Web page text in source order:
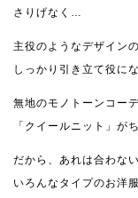
さりげなく…
主役のようなデザイン
しっかり引き立て役に
無地のモノトーンコー
「クイールニット」が
だから、あれは合わな
いろんなタイプのお洋